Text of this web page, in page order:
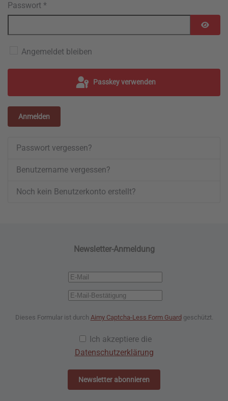
Passwort *
Angemeldet bleiben
Passkey verwenden
Anmelden
Passwort vergessen?
Benutzername vergessen?
Noch kein Benutzerkonto erstellt?
Newsletter-Anmeldung
Dieses Formular ist durch Aimy Captcha-Less Form Guard geschützt.
Ich akzeptiere die
Datenschutzerklärung
Newsletter abonnieren